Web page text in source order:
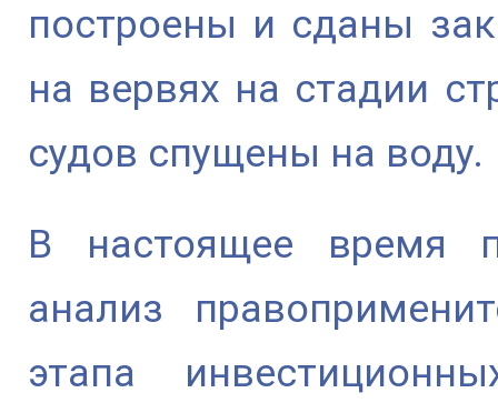
построены и сданы
на вервях на стадии
судов спущены на воду.
В настоящее время
анализ
этапа